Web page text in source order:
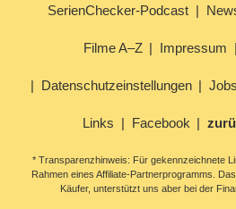
SerienChecker-Podcast
Filme A–Z Impressum
Datenschutzeinstellungen Jobs
Links Facebook
* Transparenzhinweis: Für gekennzeichnete
Rahmen eines Affiliate-Partnerprogramms.
Käufer, unterstützt uns aber bei der